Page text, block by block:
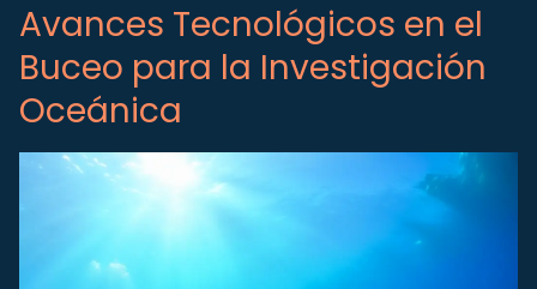
Avances Tecnológicos en el
Buceo para la Investigación
Oceánica